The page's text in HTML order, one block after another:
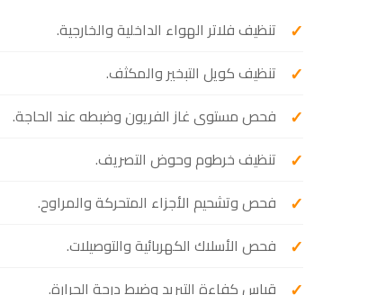
تنظيف فلاتر الهواء الداخلية والخارجية.
تنظيف كويل التبخير والمكثف.
فحص مستوى غاز الفريون وضبطه عند الحاجة.
تنظيف خرطوم وحوض التصريف.
فحص وتشحيم الأجزاء المتحركة والمراوح.
فحص الأسلاك الكهربائية والتوصيلات.
قياس كفاءة التبريد وضبط درجة الحرارة.